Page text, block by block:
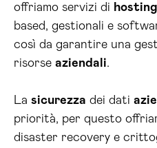
offriamo servizi di hosting
based, gestionali e
così da garantire una
risorse aziendali.
La sicurezza dei dati
priorità, per questo
disaster recovery e